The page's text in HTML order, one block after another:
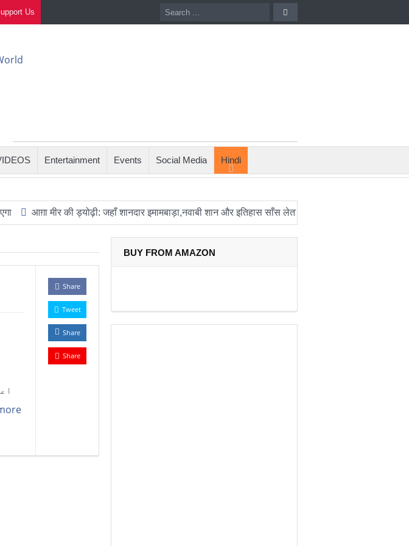
Us
Entertainment Events Social Media Hindi
मीर की ड्योढ़ी: जहाँ शानदार इमामबाड़ा,नवाबी शान और इतिहास साँस लेता था संयुक्त अरब अमीरात में दो
Share
Tweet
Share
Share
BUY FROM AMAZON